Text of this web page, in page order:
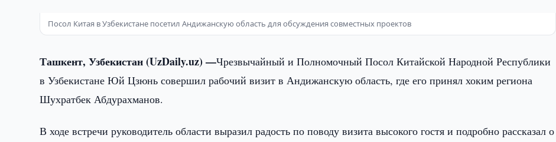
Посол Китая в Узбекистане посетил Андижанскую область для обсуждения совместных проектов
Ташкент, Узбекистан (UzDaily.uz) —Чрезвычайный и Полномочный Посол Китайской Народной Республики
в Узбекистане Юй Цзюнь совершил рабочий визит в Андижанскую область, где его принял хоким региона
Шухратбек Абдурахманов.
В ходе встречи руководитель области выразил радость по поводу визита высокого гостя и подробно рассказал о